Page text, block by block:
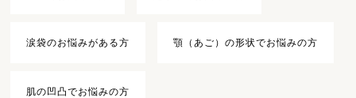
涙袋のお悩みがある方 顎（あご）の形状でお悩みの方
肌の凹凸でお悩みの方